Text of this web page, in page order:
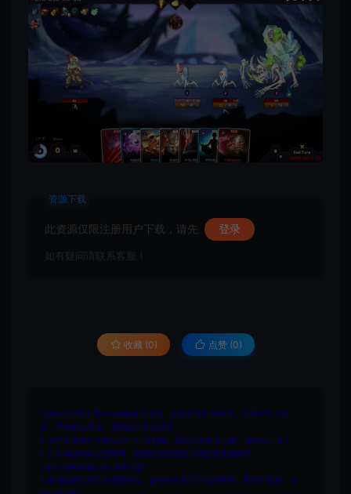
资源下载
此资源仅限注册用户下载，请先 登录
如有疑问请联系客服！
收藏 (0) 点赞 (0)
1.网站内所有文件均为网络共享资源，本站仅做打包整理。仅用于学习交
流，严禁商业用途，否则自行承担后果。
2.所有资源请于下载后24小时内删除。如需体验更多乐趣，请购买正版！
3.所有内容均来自互联网。如侵犯您的版权或利益请发送邮件：
cvformat#gmail.com (#换为@)
4.本站收费仅用于资源的保存、备份和分享所产生的费用，不用于盈利，亦